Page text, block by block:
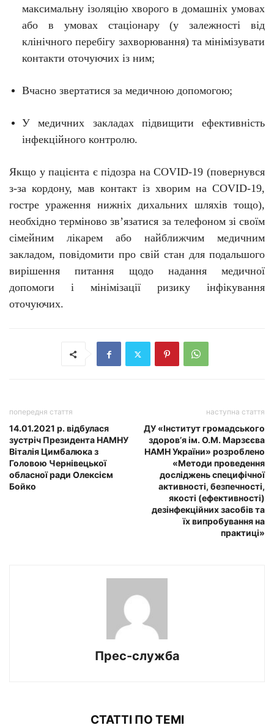
максимальну ізоляцію хворого в домашніх умовах
або в умовах стаціонару (у залежності від
клінічного перебігу захворювання) та мінімізувати
контакти оточуючих із ним;
Вчасно звертатися за медичною допомогою;
У медичних закладах підвищити ефективність
інфекційного контролю.
Якщо у пацієнта є підозра на COVID-19 (повернувся
з-за кордону, мав контакт із хворим на COVID-19,
гостре ураження нижніх дихальних шляхів тощо),
необхідно терміново зв’язатися за телефоном зі своїм
сімейним лікарем або найближчим медичним
закладом, повідомити про свій стан для подальшого
вирішення питання щодо надання медичної
допомоги і мінімізації ризику інфікування
оточуючих.
попередня стаття
14.01.2021 р. відбулася
зустріч Президента НАМНУ
Віталія Цимбалюка з
Головою Чернівецької
обласної ради Олексієм
Бойко
наступна стаття
ДУ «Інститут громадського
здоров’я ім. О.М. Марзєєва
НАМН України» розроблено
«Методи проведення
досліджень специфічної
активності, безпечності,
якості (ефективності)
дезінфекційних засобів та
їх випробування на
практиці»
Прес-служба
СТАТТІ ПО ТЕМІ